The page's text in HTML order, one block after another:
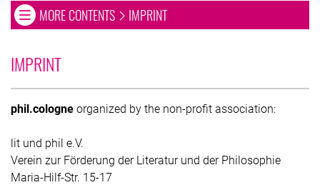
Skip to main
Skip to navigation
Skip to search
Open or close navigation menu
OPEN OR CLOSE NAVIGATION MENU. CURRENT PAGE:
MORE CONTENTS IMPRINT
IMPRINT
phil.cologne organized by the non-profit association:
lit und phil e.V.
Verein zur Förderung der Literatur und der Philosophie
Maria-Hilf-Str. 15-17